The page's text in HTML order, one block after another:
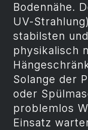
Bodennähe.
UV-
stabilsten
physikalisch
Solange der
oder
problemlos
Einsatz